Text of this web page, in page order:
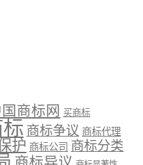
商标网 买商标
商标争议 商标代理
护 商标公司 商标分类
商标异议